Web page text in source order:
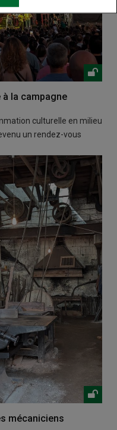
à la campagne
culturelle en milieu
un rendez-vous
mécaniciens